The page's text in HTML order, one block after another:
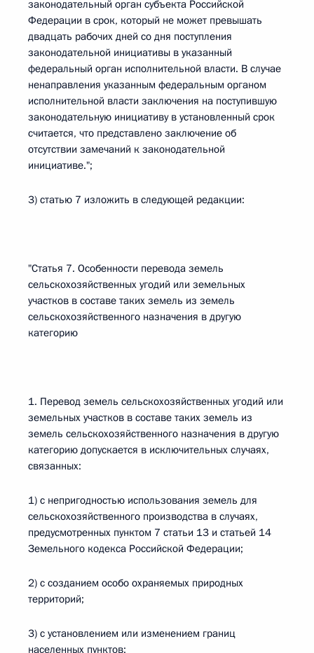
законодательный орган субъекта Российской
Федерации в срок, который не может превышать
двадцать рабочих дней со дня поступления
законодательной инициативы в указанный
федеральный орган исполнительной власти. В случае
ненаправления указанным федеральным органом
исполнительной власти заключения на поступившую
законодательную инициативу в установленный срок
считается, что представлено заключение об
отсутствии замечаний к законодательной
инициативе.";
3) статью 7 изложить в следующей редакции:
"Статья 7. Особенности перевода земель
сельскохозяйственных угодий или земельных
участков в составе таких земель из земель
сельскохозяйственного назначения в другую
категорию
1. Перевод земель сельскохозяйственных угодий или
земельных участков в составе таких земель из
земель сельскохозяйственного назначения в другую
категорию допускается в исключительных случаях,
связанных:
1) с непригодностью использования земель для
сельскохозяйственного производства в случаях,
предусмотренных пунктом 7 статьи 13 и статьей 14
Земельного кодекса Российской Федерации;
2) с созданием особо охраняемых природных
территорий;
3) с установлением или изменением границ
населенных пунктов;